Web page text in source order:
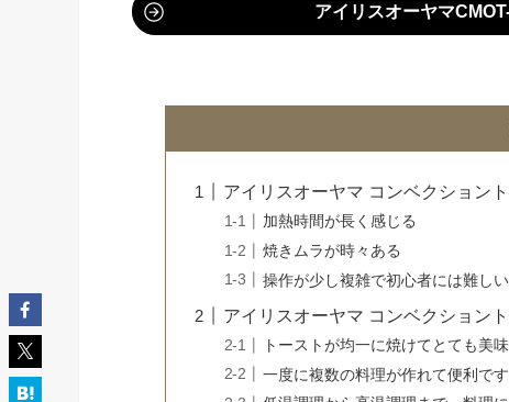
アイリスオーヤマ
アイリスオーヤマ コンベクション
加熱時間が長く感じる
焼きムラが時々ある
操作が少し複雑で初心者には難しい
アイリスオーヤマ コンベクション
トーストが均一に焼けてとても美
一度に複数の料理が作れて便利です